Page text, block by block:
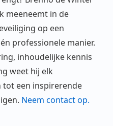
meeneemt in de
op een
professionele manier.
inhoudelijke kennis
weet hij elk
tot een inspirerende
Neem contact op.